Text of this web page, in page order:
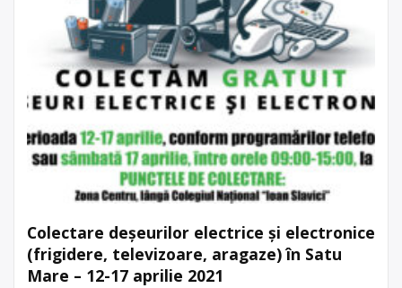
Colectare deșeurilor electrice și electronice
(frigidere, televizoare, aragaze) în Satu
Mare – 12-17 aprilie 2021